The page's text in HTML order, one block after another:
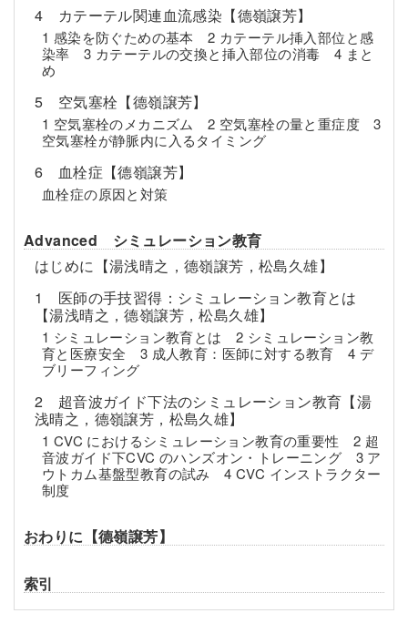
4 カテーテル関連血流感染【德嶺譲芳】
1 感染を防ぐための基本 2 カテーテル挿入部位と感
染率 3 カテーテルの交換と挿入部位の消毒 4 まと
め
5 空気塞栓【德嶺譲芳】
1 空気塞栓のメカニズム 2 空気塞栓の量と重症度 3
空気塞栓が静脈内に入るタイミング
6 血栓症【德嶺譲芳】
血栓症の原因と対策
Advanced シミュレーション教育
はじめに【湯浅晴之，德嶺譲芳，松島久雄】
1 医師の手技習得：シミュレーション教育とは
【湯浅晴之，德嶺譲芳，松島久雄】
1 シミュレーション教育とは 2 シミュレーション教
育と医療安全 3 成人教育：医師に対する教育 4 デ
ブリーフィング
2 超音波ガイド下法のシミュレーション教育【湯
浅晴之，德嶺譲芳，松島久雄】
1 CVC におけるシミュレーション教育の重要性 2 超
音波ガイド下CVC のハンズオン・トレーニング 3 ア
ウトカム基盤型教育の試み 4 CVC インストラクター
制度
おわりに【德嶺譲芳】
索引